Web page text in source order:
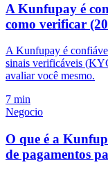
A Kunfupay é
como verificar
A Kunfupay é
sinais verificáveis
avaliar você mesmo.
7 min
Negocio
O que é a
de pagamentos